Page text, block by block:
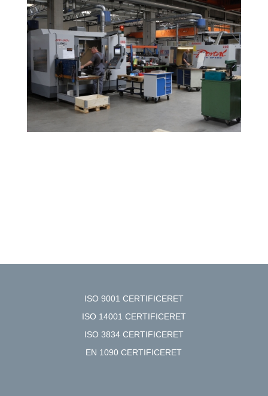
ISO 9001 CERTIFICERET
ISO 14001 CERTIFICERET
ISO 3834 CERTIFICERET
EN 1090 CERTIFICERET